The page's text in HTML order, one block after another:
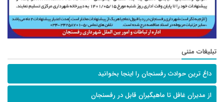
تبلیغات متنی
داغ ترین حوادث رفسنجان را اینجا بخوانید
از مدیران غافل تا ماهیگیران قابل در رفسنجان